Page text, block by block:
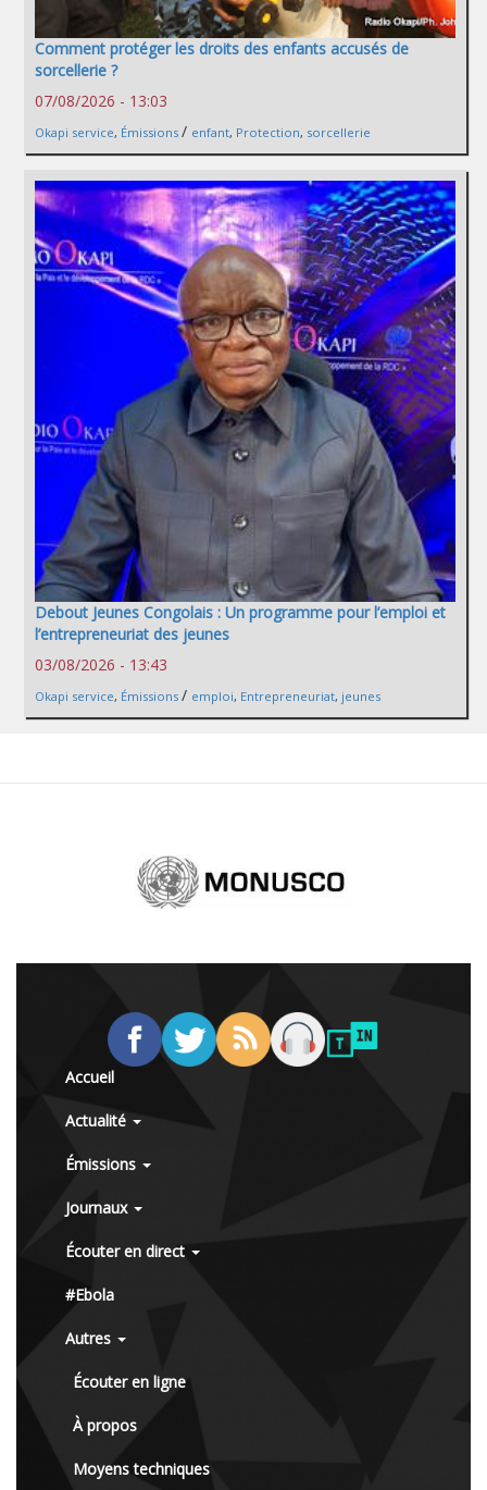
Comment protéger les droits des enfants accusés de
sorcellerie ?
07/08/2026 - 13:03
Okapi service, Émissions / enfant, Protection, sorcellerie
Debout Jeunes Congolais : Un programme pour l’emploi et
l’entrepreneuriat des jeunes
03/08/2026 - 13:43
Okapi service, Émissions / emploi, Entrepreneuriat, jeunes
Accueil
Actualité
Émissions
Journaux
Écouter en direct
#Ebola
Autres
Écouter en ligne
À propos
Moyens techniques